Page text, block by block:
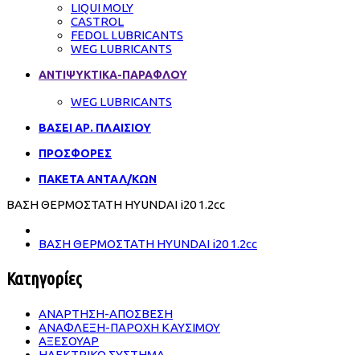
LIQUI MOLY
CASTROL
FEDOL LUBRICANTS
WEG LUBRICANTS
ΑΝΤΙΨΥΚΤΙΚΑ-ΠΑΡΑΦΛΟΥ
WEG LUBRICANTS
ΒΑΣΕΙ ΑΡ. ΠΛΑΙΣΙΟΥ
ΠΡΟΣΦΟΡΕΣ
ΠΑΚΕΤΑ ΑΝΤΑΛ/ΚΩΝ
ΒΑΣΗ ΘΕΡΜΟΣΤΑΤΗ HYUNDAI i20 1.2cc
ΒΑΣΗ ΘΕΡΜΟΣΤΑΤΗ HYUNDAI i20 1.2cc
Κατηγορίες
ΑΝΑΡΤΗΣΗ-ΑΠΟΣΒΕΣΗ
ΑΝΑΦΛΕΞΗ-ΠΑΡΟΧΗ ΚΑΥΣΙΜΟΥ
ΑΞΕΣΟΥΑΡ